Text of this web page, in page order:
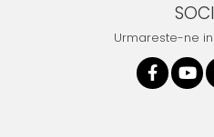
Urmareste-ne